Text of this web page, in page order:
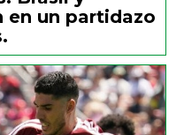
en un partidazo